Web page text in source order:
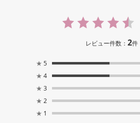
レビュー件数：2件
★ 5
★ 4
★ 3
★ 2
★ 1